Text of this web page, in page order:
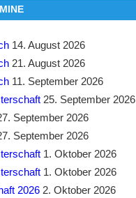
14. August 2026
21. August 2026
11. September 2026
25. September 2026
September 2026
September 2026
1. Oktober 2026
1. Oktober 2026
2026 2. Oktober 2026